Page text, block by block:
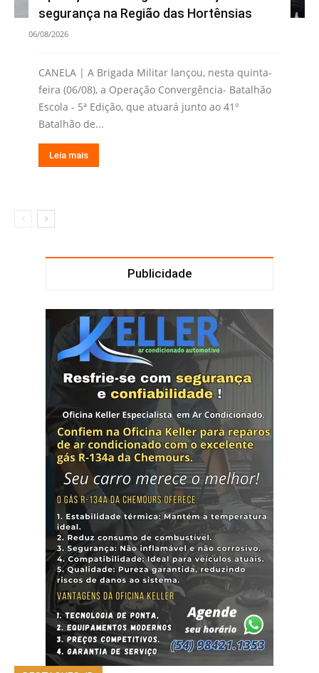
segurança na Região das Hortênsias
06/08/2026
CANELA | A Brigada Militar lançou, nesta quinta-
feira (06/08), a Operação Convergência- Batalhão
Escola - 5ª Edição, que atuará junto ao 41º
Batalhão de...
Leia mais
Publicidade